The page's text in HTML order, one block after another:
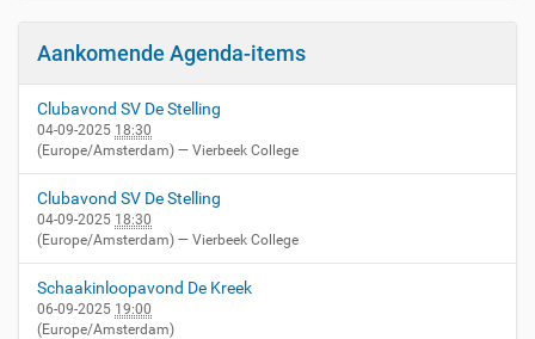
Aankomende Agenda-items
Clubavond SV De Stelling
04-09-2025 18:30
(Europe/Amsterdam) — Vierbeek College
Clubavond SV De Stelling
04-09-2025 18:30
(Europe/Amsterdam) — Vierbeek College
Schaakinloopavond De Kreek
06-09-2025 19:00
(Europe/Amsterdam)